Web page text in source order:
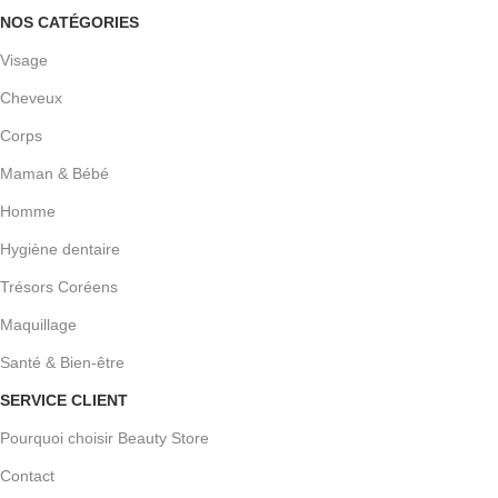
NOS CATÉGORIES
Visage
Cheveux
Corps
Maman & Bébé
Homme
Hygiène dentaire
Trésors Coréens
Maquillage
Santé & Bien-être
SERVICE CLIENT
Pourquoi choisir Beauty Store
Contact